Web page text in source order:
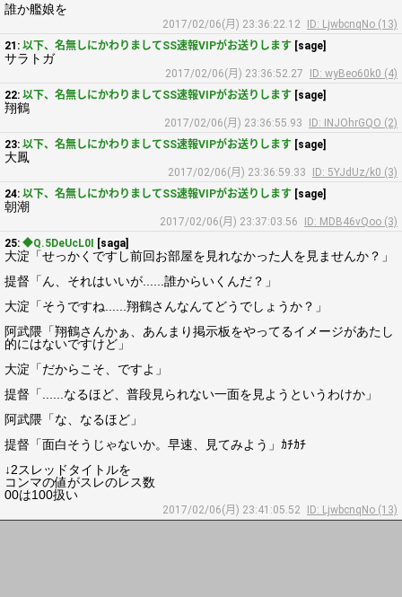
誰か艦娘を
2017/02/06(月) 23:36:22.12
ID: LjwbcnqNo (13)
21: 以下、名無しにかわりましてSS速報VIPがお送りします [sage]
サラトガ
2017/02/06(月) 23:36:52.27
ID: wyBeo60k0 (4)
22: 以下、名無しにかわりましてSS速報VIPがお送りします [sage]
翔鶴
2017/02/06(月) 23:36:55.93
ID: INJOhrGQO (2)
23: 以下、名無しにかわりましてSS速報VIPがお送りします [sage]
大鳳
2017/02/06(月) 23:36:59.33
ID: 5YJdUz/k0 (3)
24: 以下、名無しにかわりましてSS速報VIPがお送りします [sage]
朝潮
2017/02/06(月) 23:37:03.56
ID: MDB46vQoo (3)
25: ◆Q.5DeUcL0I [saga]
大淀「せっかくですし前回お部屋を見れなかった人を見ませんか？」
提督「ん、それはいいが......誰からいくんだ？」
大淀「そうですね......翔鶴さんなんてどうでしょうか？」
阿武隈「翔鶴さんかぁ、あんまり掲示板をやってるイメージがあたし
的にはないですけど」
大淀「だからこそ、ですよ」
提督「......なるほど、普段見られない一面を見ようというわけか」
阿武隈「な、なるほど」
提督「面白そうじゃないか。早速、見てみよう」ｶﾁｶﾁ
↓2スレッドタイトルを
コンマの値がスレのレス数
00は100扱い
2017/02/06(月) 23:41:05.52 ID: LjwbcnqNo (13)